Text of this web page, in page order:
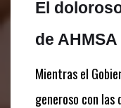
El
de
Mientras el
generoso con